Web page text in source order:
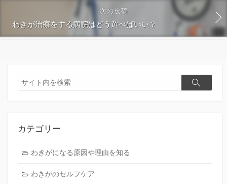
次の投稿
わきが治療をする病院はどう選べばいい？
検
索
検
カテゴリー
わきがになる原因や理由を知る
わきがのセルフケア